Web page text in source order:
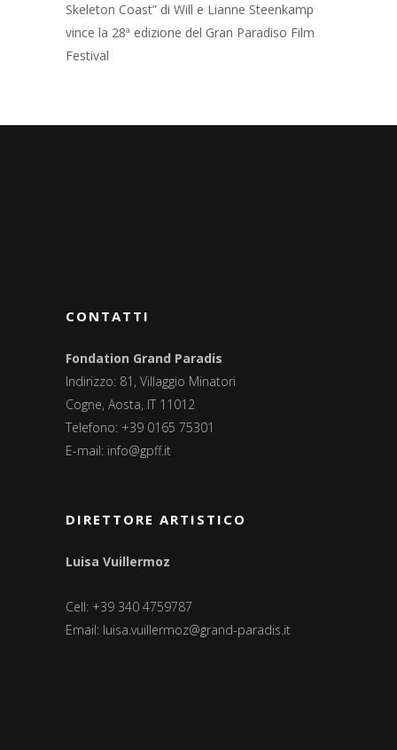
Skeleton Coast” di Will e Lianne Steenkamp
vince la 28ª edizione del Gran Paradiso Film
Festival
CONTATTI
Fondation Grand Paradis
Indirizzo: 81, Villaggio Minatori
Cogne, Aosta, IT 11012
Telefono: +39 0165 75301
E-mail: info@gpff.it
DIRETTORE ARTISTICO
Luisa Vuillermoz
Cell: +39 340 4759787
Email: luisa.vuillermoz@grand-paradis.it